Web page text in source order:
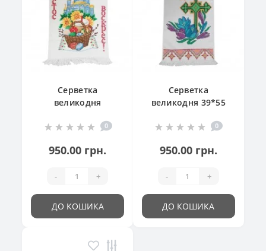
Серветка
великодня
кошик"
0
950.00 грн.
- +
ДО КОШИКА
Серветка
великодня 39*55
0
950.00 грн.
- +
ДО КОШИКА